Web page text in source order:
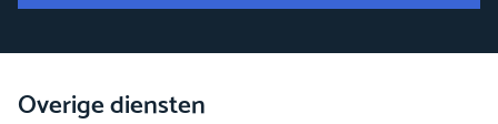
Overige diensten